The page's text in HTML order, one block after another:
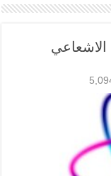
الاشعاعي